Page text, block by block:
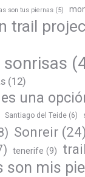
son tus piernas (5)
trail
(12)
una
Santiago del Teide (6)
Sonreir (24)
tenerife (9) trail
son mis